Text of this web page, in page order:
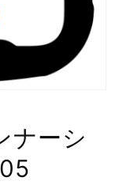
ナーシ